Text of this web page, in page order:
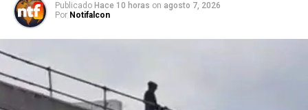
Publicado Hace 10 horas on agosto 7, 2026
Por Notifalcon